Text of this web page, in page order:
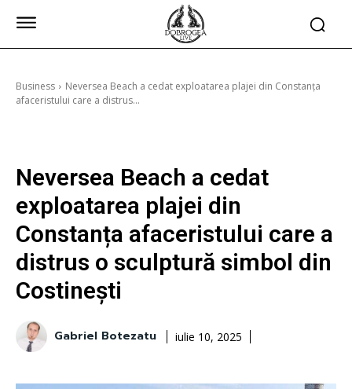
Business
Neversea Beach a cedat exploatarea plajei din Constanța
afaceristului care a distrus...
Neversea Beach a cedat
exploatarea plajei din
Constanța afaceristului care a
distrus o sculptură simbol din
Costinești
Gabriel Botezatu iulie 10, 2025